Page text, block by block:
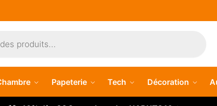
Papeterie Tech Décoration